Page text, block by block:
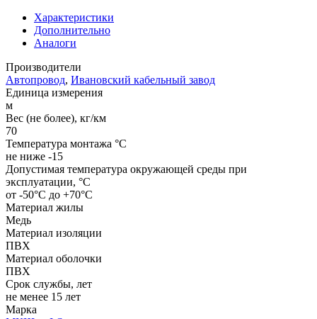
Характеристики
Дополнительно
Аналоги
Производители
Автопровод, Ивановский кабельный завод
Единица измерения
м
Вес (не более), кг/км
70
Температура монтажа °C
не ниже -15
Допустимая температура окружающей среды при
эксплуатации, °C
от -50°С до +70°С
Материал жилы
Медь
Материал изоляции
ПВХ
Материал оболочки
ПВХ
Срок службы, лет
не менее 15 лет
Марка